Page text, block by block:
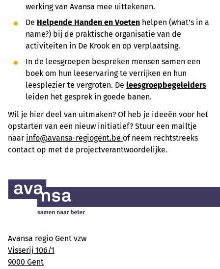
werking van Avansa mee uittekenen.
De Helpende Handen en Voeten helpen (what’s in a
name?) bij de praktische organisatie van de
activiteiten in De Krook en op verplaatsing.
In de leesgroepen bespreken mensen samen een
boek om hun leeservaring te verrijken en hun
leesplezier te vergroten. De leesgroepbegeleiders
leiden het gesprek in goede banen.
Wil je hier deel van uitmaken? Of heb je ideeën voor het
opstarten van een nieuw initiatief? Stuur een mailtje
naar info@avansa-regiogent.be of neem rechtstreeks
contact op met de projectverantwoordelijke.
Avansa regio Gent vzw
Visserij 106/1
9000 Gent